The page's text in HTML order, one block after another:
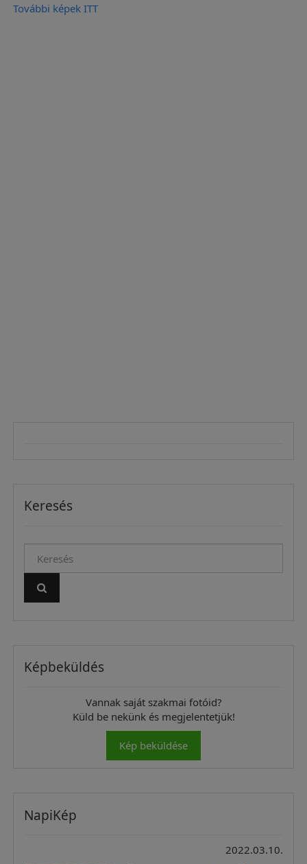
További képek ITT
Keresés
Képbeküldés
Vannak saját szakmai fotóid?
Küld be nekünk és megjelentetjük!
Kép beküldése
NapiKép
2022.03.10.